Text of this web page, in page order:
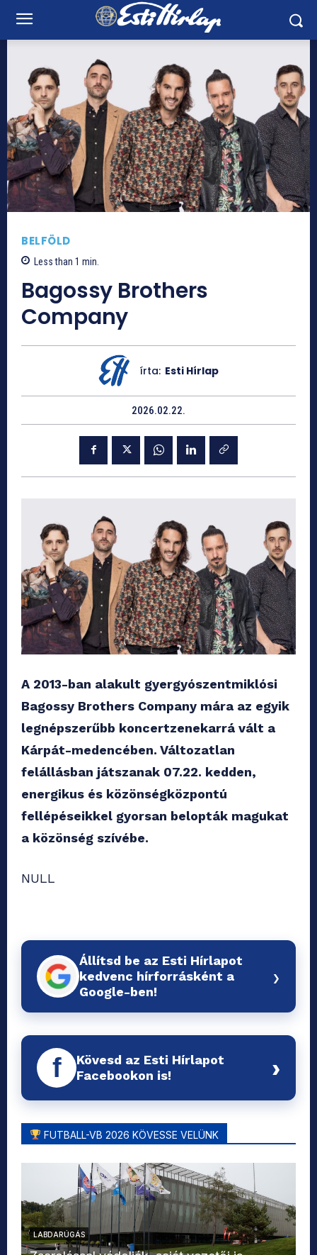
BELFÖLD
Less than 1 min.
Bagossy Brothers
Company
írta: Esti Hírlap
2026.02.22.
A 2013-ban alakult gyergyószentmiklósi
Bagossy Brothers Company mára az egyik
legnépszerűbb koncertzenekarrá vált a
Kárpát-medencében. Változatlan
felállásban játszanak 07.22. kedden,
energikus és közönségközpontú
fellépéseikkel gyorsan belopták magukat
a közönség szívébe.
NULL
Állítsd be az Esti Hírlapot
kedvenc hírforrásként a
Google-ben!
›
f
Kövesd az Esti Hírlapot
Facebookon is!
›
FUTBALL-VB 2026 KÖVESSE VELÜNK
LABDARÚGÁS